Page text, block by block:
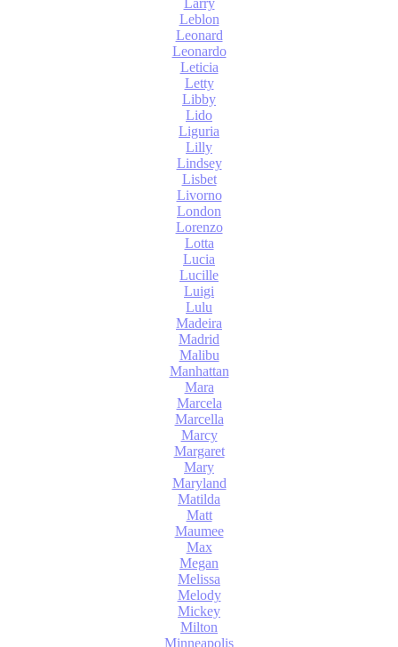
Leblon
Leonard
Leonardo
Leticia
Letty
Libby
Lido
Liguria
Lilly
Lindsey
Lisbet
Livorno
London
Lorenzo
Lotta
Lucia
Lucille
Luigi
Lulu
Madeira
Madrid
Malibu
Manhattan
Mara
Marcela
Marcella
Marcy
Margaret
Mary
Maryland
Matilda
Matt
Maumee
Max
Megan
Melissa
Melody
Mickey
Milton
Minneapolis